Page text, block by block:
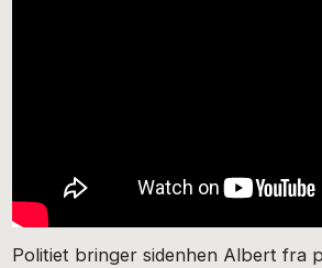
Politiet bringer sidenhen Albert fra